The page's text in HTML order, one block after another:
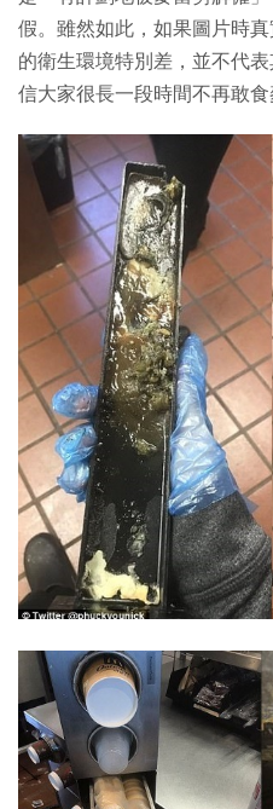
假。雖然如此，如果圖片時
的衛生環境特別差，並不代
信大家很長一段時間不再敢食